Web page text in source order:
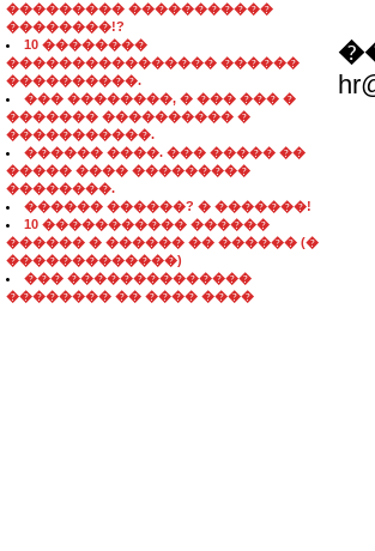
��������� �����������
��������!?
10 ��������
���������������� ������
����������.
��� ��������, � ��� ��� �
������� ���������� �
�����������.
������ ����. ��� ����� ��
����� ���� ���������
��������.
������ ������? � �������!
10 ����������� ������
������ � ������ �� ������ (�
�������������)
��� ��������������
�������� �� ���� ����